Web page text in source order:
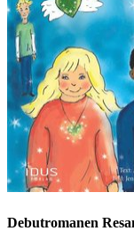
Debutromanen